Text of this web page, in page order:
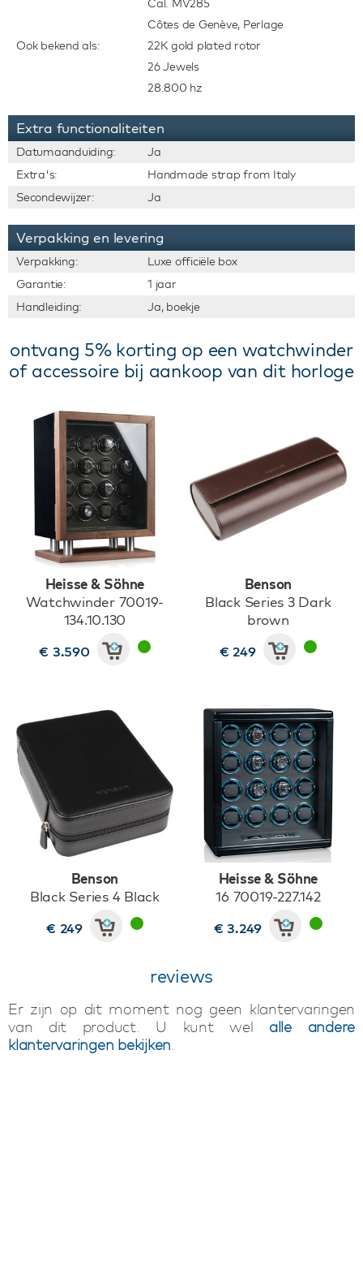
Ook bekend als:
Cal. MV285
Côtes de Genève, Perlage
22K gold plated rotor
26 Jewels
28.800 hz
Extra functionaliteiten
Datumaanduiding:
Ja
Extra's:
Handmade strap from Italy
Secondewijzer:
Ja
Verpakking en levering
Verpakking:
Luxe officiële box
Garantie:
1 jaar
Handleiding:
Ja, boekje
ontvang 5% korting op een watchwinder
of accessoire bij aankoop van dit horloge
Heisse & Söhne
Watchwinder 70019-
134.10.130
€ 3.590
Benson
Black Series 3 Dark
brown
€ 249
Benson
Black Series 4 Black
€ 249
Heisse & Söhne
16 70019-227.142
€ 3.249
reviews
Er zijn op dit moment nog geen klantervaringen
van dit product. U kunt wel alle andere
klantervaringen bekijken.